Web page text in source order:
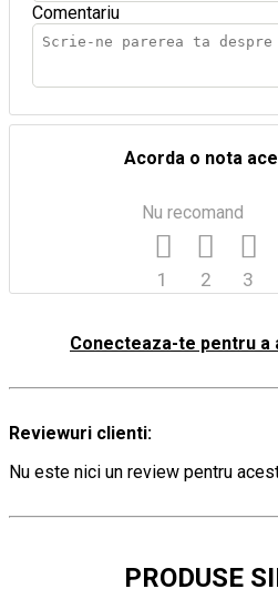
Comentariu
Acorda o nota
Nu recomand
3
2
1
Conecteaza-te pentru a
Reviewuri clienti:
Nu este nici un review pentru
PRODUSE